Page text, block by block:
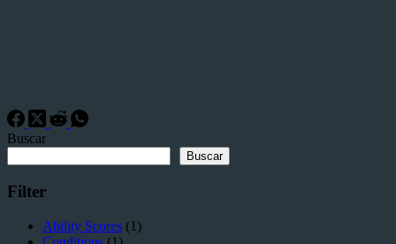
Buscar
Buscar
Filter
Ability Scores (1)